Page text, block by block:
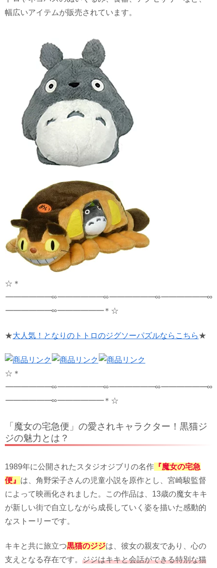
幅広いアイテムが販売されています。
☆＊
━━━━━━∞━━━━━━∞━━━━━━∞━━━━━━∞
━━━━━━∞━━━━━━＊☆
★大人気！となりのトトロのジグソーパズルならこちら★
☆＊
━━━━━━∞━━━━━━∞━━━━━━∞━━━━━━∞
━━━━━━∞━━━━━━＊☆
「魔女の宅急便」の愛されキャラクター！黒猫ジ
ジの魅力とは？
1989年に公開されたスタジオジブリの名作 『魔女の宅急
便』 は、角野栄子さんの児童小説を原作とし、宮崎駿監督
によって映画化されました。この作品は、13歳の魔女キキ
が新しい街で自立しながら成長していく姿を描いた感動的
なストーリーです。
キキと共に旅立つ黒猫のジジは、彼女の親友であり、心の
支えとなる存在です。 ジジはキキと会話ができる特別な猫